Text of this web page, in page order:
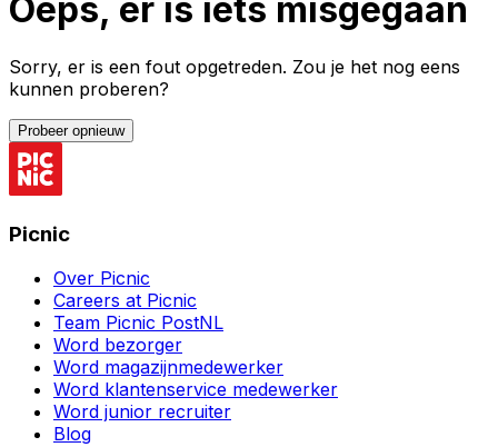
Oeps, er is iets misgegaan
Sorry, er is een fout opgetreden. Zou je het nog eens
kunnen proberen?
Probeer opnieuw
Picnic
Over Picnic
Careers at Picnic
Team Picnic PostNL
Word bezorger
Word magazijnmedewerker
Word klantenservice medewerker
Word junior recruiter
Blog